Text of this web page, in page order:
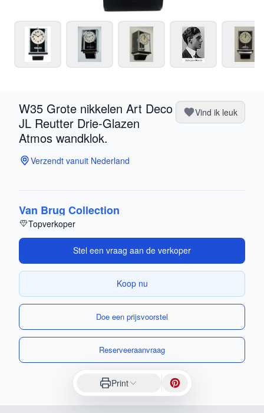
W35 Grote nikkelen Art Deco
JL Reutter Drie-Glazen
Atmos wandklok.
Vind ik leuk
Verzendt vanuit Nederland
Van Brug Collection
Topverkoper
Stel een vraag aan de verkoper
Koop nu
Doe een prijsvoorstel
Reserveeraanvraag
Print